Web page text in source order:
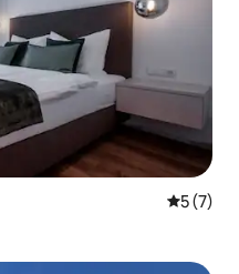
5 (7)